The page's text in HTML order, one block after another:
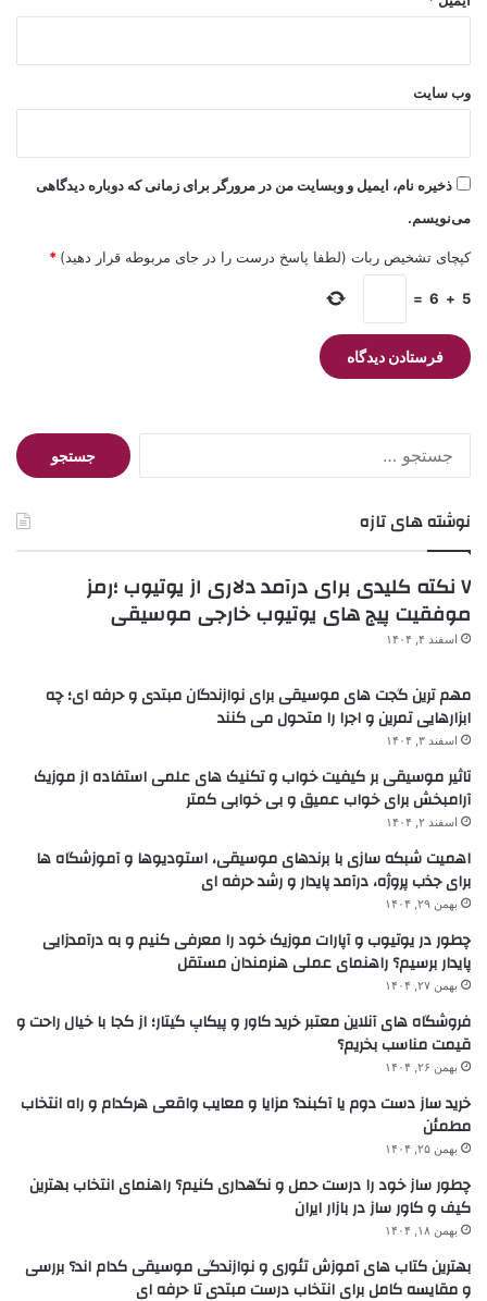
وب‌ سایت
ذخیره نام، ایمیل و وبسایت من در مرورگر برای زمانی که دوباره دیدگاهی
می‌نویسم.
کپچای تشخیص ربات (لطفا پاسخ درست را در جای مربوطه قرار دهید) *
5
+
6
=
جستجو
برای:
نوشته های تازه
۷ نکته کلیدی برای درآمد دلاری از یوتیوب ؛رمز
موفقیت پیج های یوتیوب خارجی موسیقی
اسفند ۴, ۱۴۰۴
مهم ترین گجت های موسیقی برای نوازندگان مبتدی و حرفه ای؛ چه
ابزارهایی تمرین و اجرا را متحول می کنند
اسفند ۳, ۱۴۰۴
تاثیر موسیقی بر کیفیت خواب و تکنیک های علمی استفاده از موزیک
آرامبخش برای خواب عمیق و بی خوابی کمتر
اسفند ۲, ۱۴۰۴
اهمیت شبکه سازی با برندهای موسیقی، استودیوها و آموزشگاه ها
برای جذب پروژه، درآمد پایدار و رشد حرفه ای
بهمن ۲۹, ۱۴۰۴
چطور در یوتیوب و آپارات موزیک خود را معرفی کنیم و به درآمدزایی
پایدار برسیم؟ راهنمای عملی هنرمندان مستقل
بهمن ۲۷, ۱۴۰۴
فروشگاه های آنلاین معتبر خرید کاور و پیکاپ گیتار؛ از کجا با خیال راحت و
قیمت مناسب بخریم؟
بهمن ۲۶, ۱۴۰۴
خرید ساز دست دوم یا آکبند؟ مزایا و معایب واقعی هرکدام و راه انتخاب
مطمئن
بهمن ۲۵, ۱۴۰۴
چطور ساز خود را درست حمل و نگهداری کنیم؟ راهنمای انتخاب بهترین
کیف و کاور ساز در بازار ایران
بهمن ۱۸, ۱۴۰۴
بهترین کتاب های آموزش تئوری و نوازندگی موسیقی کدام اند؟ بررسی
و مقایسه کامل برای انتخاب درست مبتدی تا حرفه ای